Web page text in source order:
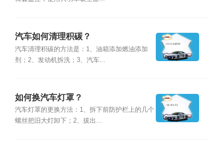
汽车如何清理积碳？
汽车清理积碳的方法是：1、油箱添加燃油添加
剂；2、发动机拆洗；3、汽车...
如何换汽车灯罩？
汽车灯罩的更换方法：1、拆下前防护栏上的几个
螺丝把旧大灯卸下；2、拔出...